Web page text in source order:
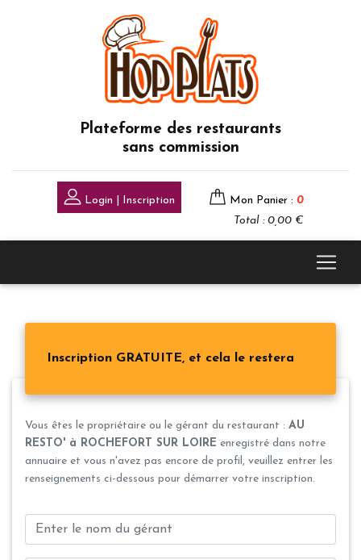
Plateforme des restaurants
sans commission
Login | Inscription Mon Panier : 0
Total : 0,00 €
Inscription GRATUITE, et cela le restera
Vous êtes le propriétaire ou le gérant du restaurant : AU
RESTO' à ROCHEFORT SUR LOIRE enregistré dans notre
annuaire et vous n'avez pas encore de profil, veuillez entrer les
renseignements ci-dessous pour démarrer votre inscription.